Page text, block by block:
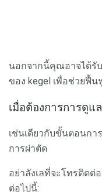
นอกจากนี้คุณอาจได้รั
ของ kegel เพื่อช่วยฟื้น
เมื่อต้องการการดูแ
เช่นเดียวกับขั้นตอนกา
การผ่าตัด
อย่าลังเลที่จะโทรติด
ต่อไปนี้: